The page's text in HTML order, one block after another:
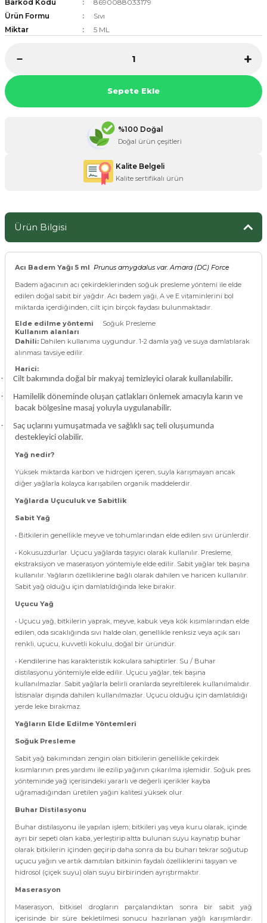
BESİNLERİ
Barkod Kodu
8690088033179
Ürün Formu
Sıvı
Miktar
5 ML
Sepete Ekle
%100 Doğal
Doğal ürün çeşitleri
Kalite Belgeli
Kalite sertifikalı ürün
Ürün Bilgisi
Acı Badem Yağı 5 ml Prunus amygdalus var. Amara (DC) Force
Badem ağacının acı çekirdeklerinden soğuk presleme yöntemi ile elde
edilen doğal sabit bir yağdır. Acı badem yağı, A ve E vitaminlerini bol
miktarda içerdiğinden, cilt için birçok faydası bulunmaktadır.
Elde edilme yöntemi
Soğuk Presleme
Kullanım alanları
Dahili: Dahilen kullanıma uygundur. 1-2 damla yağ ve suya damlatılarak
alınması tavsiye edilir.
Harici:
· Cilt bakımında doğal bir makyaj temizleyici olarak kullanılabilir.
·
Hamilelik döneminde oluşan çatlakları önlemek amacıyla karın ve
bacak bölgesine masaj yoluyla uygulanabilir.
·
Saç uçlarını yumuşatmada ve sağlıklı saç teli oluşumunda
destekleyici olabilir.
Yağ nedir?
Yüksek miktarda karbon ve hidrojen içeren, suyla karışmayan ancak
diğer yağlarla kolayca karışabilen organik maddelerdir.
Yağlarda Uçuculuk ve Sabitlik
Sabit Yağ
• Bitkilerin genellikle meyve ve tohumlarından elde edilen sıvı ürünlerdir.
• Kokusuzdurlar. Uçucu yağlarda taşıyıcı olarak kullanılır. Presleme,
ekstraksiyon ve maserasyon yöntemiyle elde edilir. Sabit yağlar tek başına
kullanılır. Yağların özelliklerine bağlı olarak dahilen ve haricen kullanılır.
Sabit yağ olduğu için damlatıldığında leke bırakır.
Uçucu Yağ
• Uçucu yağ, bitkilerin yaprak, meyve, kabuk veya kök kısımlarından elde
edilen, oda sıcaklığında sıvı halde olan, genellikle renksiz veya açık sarı
renkli, uçucu, kuvvetli kokulu, doğal bir üründür.
• Kendilerine has karakteristik kokulara sahiptirler. Su / Buhar
distilasyonu yöntemiyle elde edilir. Uçucu yağlar, tek başına
kullanılmazlar. Sabit yağlarla belirli oranlarda seyreltilerek kullanılmalıdır.
İstisnalar dışında dahilen kullanılmazlar. Uçucu olduğu için damlatıldığı
yerde leke bırakmaz.
Yağların Elde Edilme Yöntemleri
Soğuk Presleme
Sabit yağ bakımından zengin olan bitkilerin genellikle çekirdek
kısımlarının pres yardımı ile ezilip yağının çıkarılma işlemidir. Soğuk pres
yönteminde yağ içerisindeki yararlı ve değerli içerikler kayba
uğramadığından üretilen yağın kalitesi yüksek olur.
Buhar Distilasyonu
Buhar distilasyonu ile yapılan işlem; bitkileri yaş veya kuru olarak, içinde
ayrı bir sepeti olan kaba, yerleştirip altta bulunan suyu kaynatıp buhar
olarak bitkilerin içinden geçirip daha sonra da bu buharı tekrar soğutup
uçucu yağın ve artık damıtılan bitkinin faydalı özelliklerini taşıyan ve
hidrosol (çiçek suyu) olan suyu birbirinden ayrıştırmaktır.
Maserasyon
Maserasyon, bitkisel drogların parçalandıktan sonra bir sabit yağ
içerisinde bir süre bekletilmesi sonucu hazırlanan yağlı karışımlardır.